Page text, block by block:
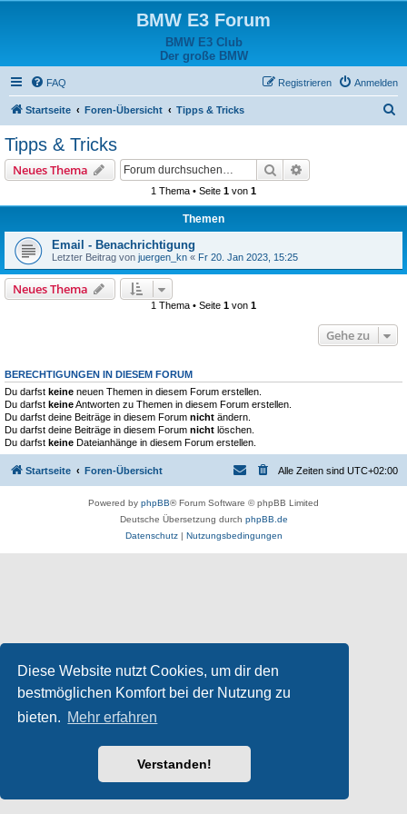
Diese Website nutzt Cookies, um dir den
bestmöglichen Komfort bei der Nutzung zu
bieten. Mehr erfahren
Verstanden!
BMW E3 Forum
BMW E3 Club
Der große BMW
FAQ Anmelden
Registrieren
Startseite Foren-Übersicht Tipps & Tricks
Tipps & Tricks
Neues Thema Suche
1 Thema • Seite 1 von 1
Themen
Email - Benachrichtigung
Letzter Beitrag von juergen_kn « Fr 20. Jan 2023, 15:25
Neues Thema
1 Thema • Seite 1 von 1
Gehe zu
BERECHTIGUNGEN IN DIESEM FORUM
Du darfst keine neuen Themen in diesem Forum erstellen.
Du darfst keineAntworten zu Themen in diesem Forum erstellen.
Du darfst deine Beiträge in diesem Forum nicht ändern.
Du darfst deine Beiträge in diesem Forum nicht löschen.
Du darfst keine Dateianhänge in diesem Forum erstellen.
Startseite Foren-Übersicht Alle Zeiten sind UTC+02:00
Powered by phpBB® Forum Software © phpBB Limited
Deutsche Übersetzung durch phpBB.de
Datenschutz| Nutzungsbedingungen